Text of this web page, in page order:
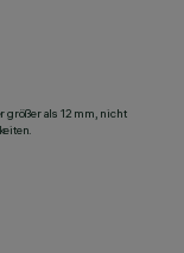
größer als 12 mm, nicht